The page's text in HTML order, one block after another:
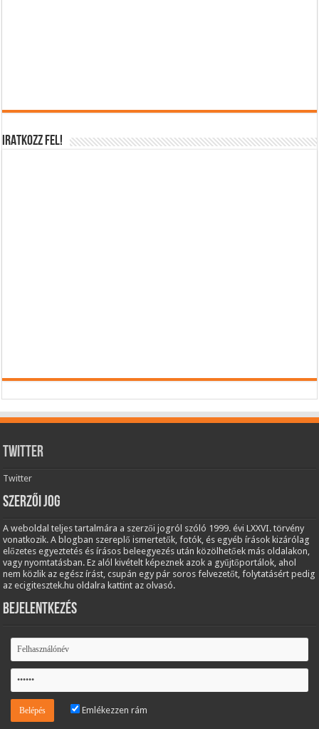
IRATKOZZ FEL!
Twitter
Twitter
Szerzői jog
A weboldal teljes tartalmára a szerzői jogról szóló 1999. évi LXXVI. törvény
vonatkozik. A blogban szereplő ismertetők, fotók, és egyéb írások kizárólag
előzetes egyeztetés és írásos beleegyezés után közölhetőek más oldalakon,
vagy nyomtatásban. Ez alól kivételt képeznek azok a gyűjtőportálok, ahol
nem közlik az egész írást, csupán egy pár soros felvezetőt, folytatásért pedig
az ecigitesztek.hu oldalra kattint az olvasó.
Bejelentkezés
Emlékezzen rám